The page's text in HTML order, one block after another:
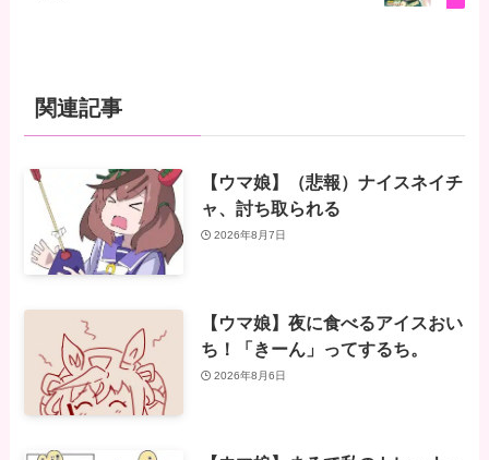
関連記事
【ウマ娘】（悲報）ナイスネイチ
ャ、討ち取られる
2026年8月7日
【ウマ娘】夜に食べるアイスおい
ち！「きーん」ってするち。
2026年8月6日